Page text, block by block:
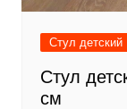
Стул детский
Стул
см